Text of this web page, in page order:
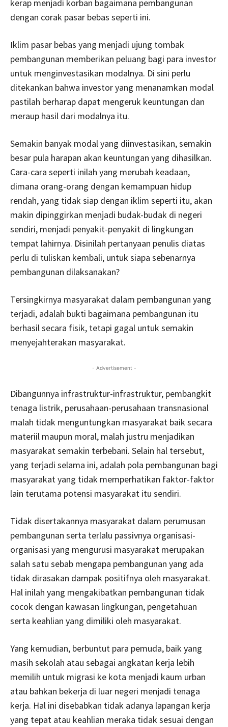
kerap menjadi korban bagaimana pembangunan
dengan corak pasar bebas seperti ini.
Iklim pasar bebas yang menjadi ujung tombak
pembangunan memberikan peluang bagi para investor
untuk menginvestasikan modalnya. Di sini perlu
ditekankan bahwa investor yang menanamkan modal
pastilah berharap dapat mengeruk keuntungan dan
meraup hasil dari modalnya itu.
Semakin banyak modal yang diinvestasikan, semakin
besar pula harapan akan keuntungan yang dihasilkan.
Cara-cara seperti inilah yang merubah keadaan,
dimana orang-orang dengan kemampuan hidup
rendah, yang tidak siap dengan iklim seperti itu, akan
makin dipinggirkan menjadi budak-budak di negeri
sendiri, menjadi penyakit-penyakit di lingkungan
tempat lahirnya. Disinilah pertanyaan penulis diatas
perlu di tuliskan kembali, untuk siapa sebenarnya
pembangunan dilaksanakan?
Tersingkirnya masyarakat dalam pembangunan yang
terjadi, adalah bukti bagaimana pembangunan itu
berhasil secara fisik, tetapi gagal untuk semakin
menyejahterakan masyarakat.
- Advertisement -
Dibangunnya infrastruktur-infrastruktur, pembangkit
tenaga listrik, perusahaan-perusahaan transnasional
malah tidak menguntungkan masyarakat baik secara
materiil maupun moral, malah justru menjadikan
masyarakat semakin terbebani. Selain hal tersebut,
yang terjadi selama ini, adalah pola pembangunan bagi
masyarakat yang tidak memperhatikan faktor-faktor
lain terutama potensi masyarakat itu sendiri.
Tidak disertakannya masyarakat dalam perumusan
pembangunan serta terlalu passivnya organisasi-
organisasi yang mengurusi masyarakat merupakan
salah satu sebab mengapa pembangunan yang ada
tidak dirasakan dampak positifnya oleh masyarakat.
Hal inilah yang mengakibatkan pembangunan tidak
cocok dengan kawasan lingkungan, pengetahuan
serta keahlian yang dimiliki oleh masyarakat.
Yang kemudian, berbuntut para pemuda, baik yang
masih sekolah atau sebagai angkatan kerja lebih
memilih untuk migrasi ke kota menjadi kaum urban
atau bahkan bekerja di luar negeri menjadi tenaga
kerja. Hal ini disebabkan tidak adanya lapangan kerja
yang tepat atau keahlian meraka tidak sesuai dengan